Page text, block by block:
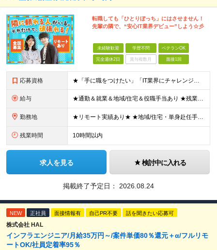
転職しても「ひとりぼっち」にはさせません！
先輩の隣で、“安心IT業界デビュー”しよう☆彡
未経験歓迎 学歴不問 ベテランOK
完全週休2日 賞与複数月 面接1回
応募資格 ★「手に職をつけたい」「IT業界にチャレンジしたい」方歓迎！ ■学歴不問 ■IT知識・理系文系不問！未経験・第二新卒OK ★ITサポート・IT事務やエンジニアの経験をお持ちの方は優遇します！ 地方在
給与 ★通勤＆就業＆地域/住宅＆役職手当あり ★残業代は全額支給 ★選べる給与制度あり！ ■東京・神奈川・千葉・埼玉勤務の場合 月給24.5万円～55万円＋諸手当 （残業代は全額支給） (20,000円の
勤務地 ★リモート実績あり★ ★地域/住宅・単身赴任手当などサポートも万全 ★転任費用や寮・社宅制度も完備しています ★勤務地については希望を考慮の上、決定します ★面接地エリアでの就業率92％以上！ 『地
残業時間 10時間以内
求人を見る 検討中に入れる
掲載終了予定日： 2026.08.24
NEW 正社員 面接情報有 自己PR不要 話を聞きたい応募可
株式会社 HAL
インフラエンジニア/月給35万円～/案件単価80％還元＋α/フルリモ
ートOK/社員定着率95％